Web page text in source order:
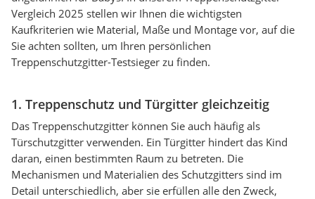
Vergleich 2025 stellen wir Ihnen die wichtigsten
Kaufkriterien wie Material, Maße und Montage vor, auf die
Sie achten sollten, um Ihren persönlichen
Treppenschutzgitter-Testsieger zu finden.
1. Treppenschutz und Türgitter gleichzeitig
Das Treppenschutzgitter können Sie auch häufig als
Türschutzgitter verwenden. Ein Türgitter hindert das Kind
daran, einen bestimmten Raum zu betreten. Die
Mechanismen und Materialien des Schutzgitters sind im
Detail unterschiedlich, aber sie erfüllen alle den Zweck,